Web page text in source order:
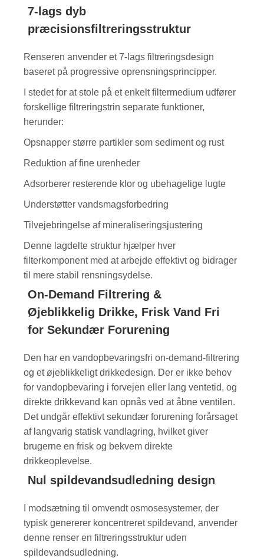
7-lags dyb
præcisionsfiltreringsstruktur
Renseren anvender et 7-lags filtreringsdesign
baseret på progressive oprensningsprincipper.
I stedet for at stole på et enkelt filtermedium udfører
forskellige filtreringstrin separate funktioner,
herunder:
Opsnapper større partikler som sediment og rust
Reduktion af fine urenheder
Adsorberer resterende klor og ubehagelige lugte
Understøtter vandsmagsforbedring
Tilvejebringelse af mineraliseringsjustering
Denne lagdelte struktur hjælper hver
filterkomponent med at arbejde effektivt og bidrager
til mere stabil rensningsydelse.
On-Demand Filtrering &
Øjeblikkelig Drikke, Frisk Vand Fri
for Sekundær Forurening
Den har en vandopbevaringsfri on-demand-filtrering
og et øjeblikkeligt drikkedesign. Der er ikke behov
for vandopbevaring i forvejen eller lang ventetid, og
direkte drikkevand kan opnås ved at åbne ventilen.
Det undgår effektivt sekundær forurening forårsaget
af langvarig statisk vandlagring, hvilket giver
brugerne en frisk og bekvem direkte
drikkeoplevelse.
Nul spildevandsudledning design
I modsætning til omvendt osmosesystemer, der
typisk genererer koncentreret spildevand, anvender
denne renser en filtreringsstruktur uden
spildevandsudledning.